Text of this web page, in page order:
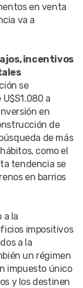
en venta
va a
incentivos
se
a
en
de
de más
como el
tendencia se
en barrios
a la
impositivos
a la
un régimen
impuesto único
y los destinen